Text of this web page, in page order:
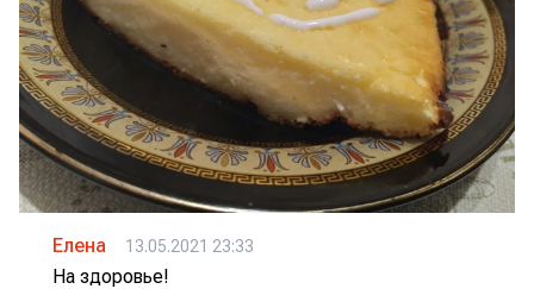
Елена 13.05.2021 23:33
На здоровье!